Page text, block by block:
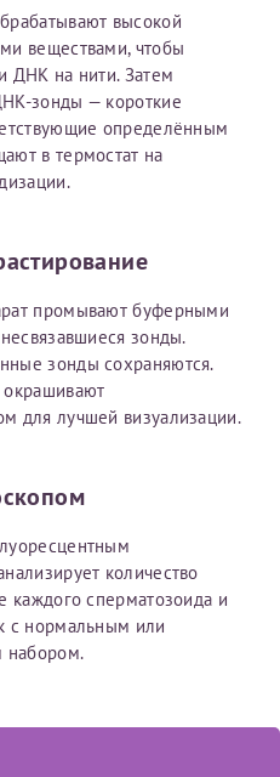
высокой
веществами, чтобы
ДНК на нити. Затем
зонды — короткие
определённым
в термостат на
промывают буферными
зонды.
зонды сохраняются.
для лучшей визуализации.
количество
каждого сперматозоида и
с нормальным или
и
разворот с фотографией,
вашими данными и местом выдачи)